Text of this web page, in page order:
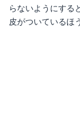
らないようにする
皮がついているほ